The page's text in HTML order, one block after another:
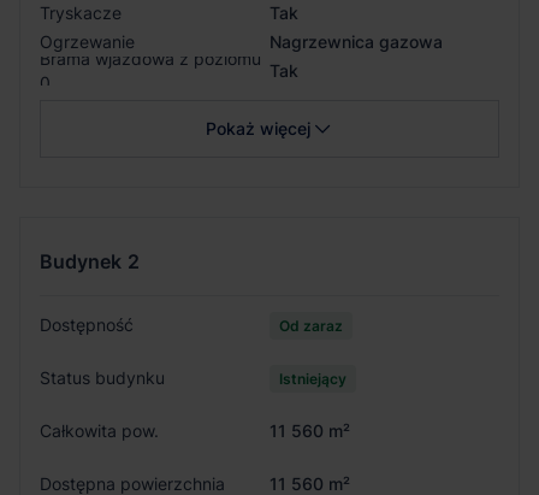
Tryskacze
Tak
Ogrzewanie
Nagrzewnica gazowa
Brama wjazdowa z poziomu
0
Tak
Pokaż więcej
Budynek 2
Dostępność Od zaraz
Status budynku Istniejący
Całkowita pow. 11 560 m²
Dostępna powierzchnia 11 560 m²